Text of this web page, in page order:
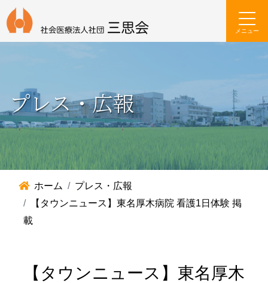
メニュー
プレス・広報
ホーム
プレス・広報
【タウンニュース】東名厚木病院 看護1日体験 掲
載
【タウンニュース】東名厚木